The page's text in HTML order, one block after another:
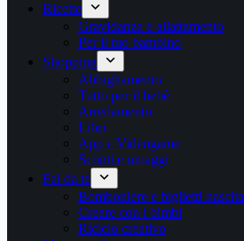
Ricette
Gravidanza e allattamento
Per il tuo bambino
Shopping
Abbigliamento
Tutto per il bebè
Arredamento
Libri
App e Videogame
Sconti e omaggi
Fai da te
Bomboniere e biglietti nascita
Creare con i bimbi
Riciclo creativo